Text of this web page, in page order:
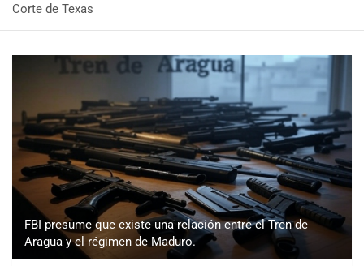
Corte de Texas
FBI presume que existe una relación entre el Tren de
Aragua y el régimen de Maduro.